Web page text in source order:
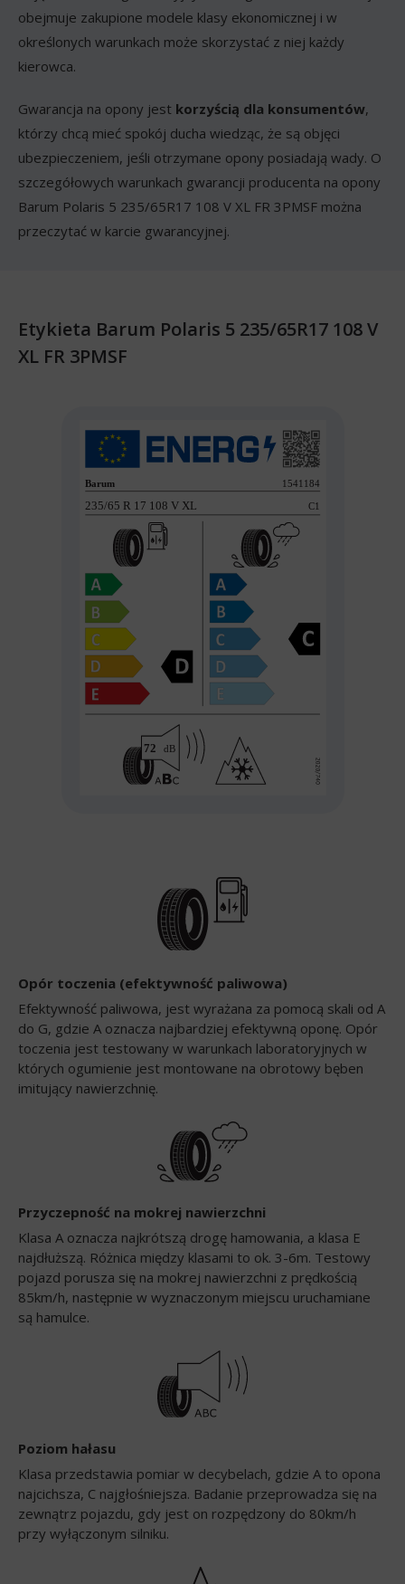
obejmuje zakupione modele klasy ekonomicznej i w
określonych warunkach może skorzystać z niej każdy
kierowca.
Gwarancja na opony jest korzyścią dla konsumentów,
którzy chcą mieć spokój ducha wiedząc, że są objęci
ubezpieczeniem, jeśli otrzymane opony posiadają wady. O
szczegółowych warunkach gwarancji producenta na opony
Barum Polaris 5 235/65R17 108 V XL FR 3PMSF można
przeczytać w karcie gwarancyjnej.
Etykieta Barum Polaris 5 235/65R17 108 V
XL FR 3PMSF
Opór toczenia (efektywność paliwowa)
Efektywność paliwowa, jest wyrażana za pomocą skali od A
do G, gdzie A oznacza najbardziej efektywną oponę. Opór
toczenia jest testowany w warunkach laboratoryjnych w
których ogumienie jest montowane na obrotowy bęben
imitujący nawierzchnię.
Przyczepność na mokrej nawierzchni
Klasa A oznacza najkrótszą drogę hamowania, a klasa E
najdłuższą. Różnica między klasami to ok. 3-6m. Testowy
pojazd porusza się na mokrej nawierzchni z prędkością
85km/h, następnie w wyznaczonym miejscu uruchamiane
są hamulce.
Poziom hałasu
Klasa przedstawia pomiar w decybelach, gdzie A to opona
najcichsza, C najgłośniejsza. Badanie przeprowadza się na
zewnątrz pojazdu, gdy jest on rozpędzony do 80km/h
przy wyłączonym silniku.